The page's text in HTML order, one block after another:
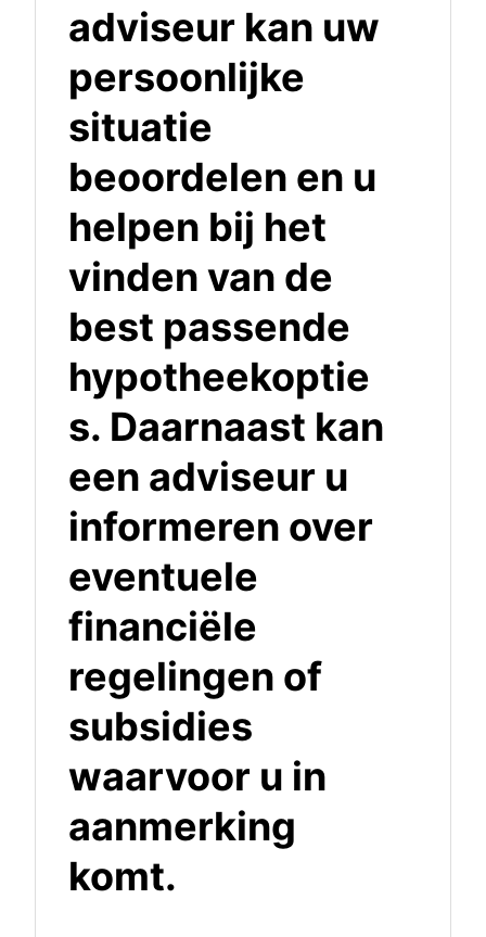
adviseur kan uw
persoonlijke
situatie
beoordelen en u
helpen bij het
vinden van de
best passende
hypotheekoptie
s. Daarnaast kan
een adviseur u
informeren over
eventuele
financiële
regelingen of
subsidies
waarvoor u in
aanmerking
komt.